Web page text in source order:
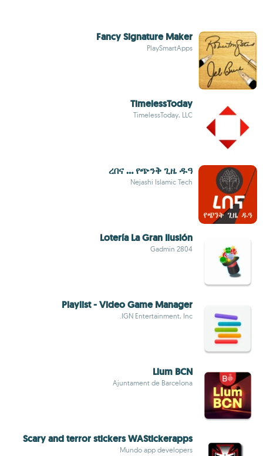
Fancy Signature Maker
PlaySmartApps
TimelessToday
TimelessToday, LLC
ረበና … የጭንቅ ጊዜ ዱዓ
Nejashi Islamic Tech
Lotería La Gran Ilusión
Gadmin 2804
Playlist - Video Game Manager
IGN Entertainment, Inc.
Llum BCN
Ajuntament de Barcelona
Scary and terror stickers WAStickerapps
Mundo app developers